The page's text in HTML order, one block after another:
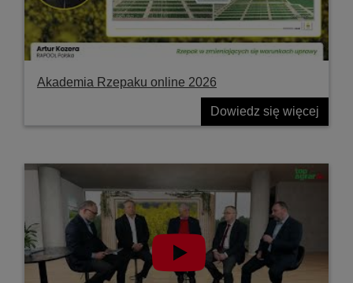
Akademia Rzepaku online 2026
Dowiedz się więcej